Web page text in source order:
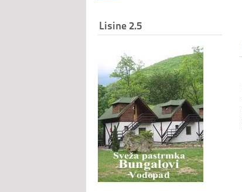
Lisine 2.5